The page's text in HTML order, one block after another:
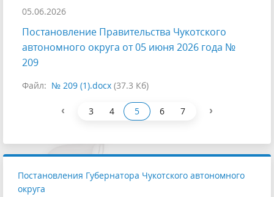
05.06.2026
Постановление Правительства Чукотского
автономного округа от 05 июня 2026 года №
209
Файл: № 209 (1).docx (37.3 Кб)
‹ 3 4 5 6 7 ›
Постановления Губернатора Чукотского автономного
округа